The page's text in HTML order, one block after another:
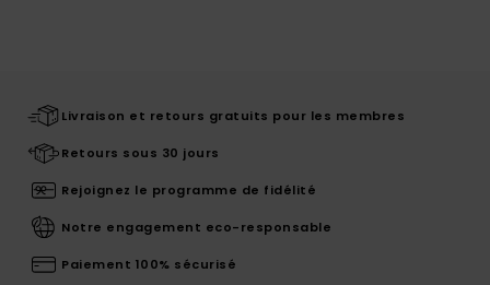
Livraison et retours gratuits pour les membres
Retours sous 30 jours
Rejoignez le programme de fidélité
Notre engagement eco-responsable
Paiement 100% sécurisé